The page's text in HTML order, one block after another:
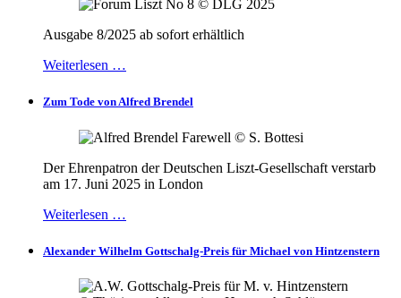
Ausgabe 8/2025 ab sofort erhältlich
Weiterlesen …
Zum Tode von Alfred Brendel
Der Ehrenpatron der Deutschen Liszt-Gesellschaft verstarb
am 17. Juni 2025 in London
Weiterlesen …
Alexander Wilhelm Gottschalg-Preis für Michael von Hintzenstern